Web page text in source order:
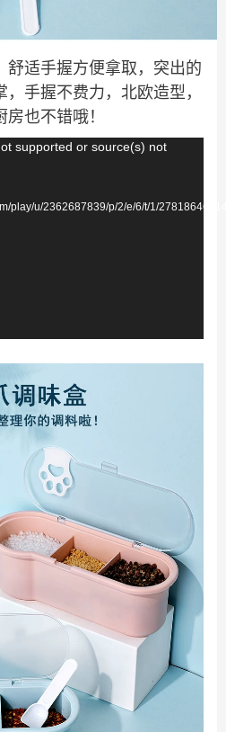
舒适手握方便拿取，突出的
手握不费力，北欧造型，
也不错哦！
supported or source(s) not
play/u/2362687839/p/2/e/6/t/1/